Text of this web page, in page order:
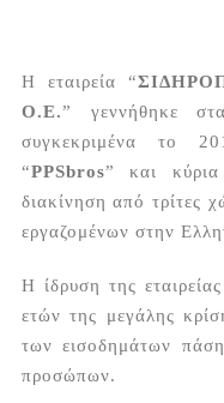
Η εταιρεία “
Ο.Ε.” γεννήθηκε
συγκεκριμένα το
“PPSbros” και
διακίνηση από τρίτες
εργαζομένων στην
Η ίδρυση της
ετών της μεγάλης
των εισοδημάτων
προσώπων.